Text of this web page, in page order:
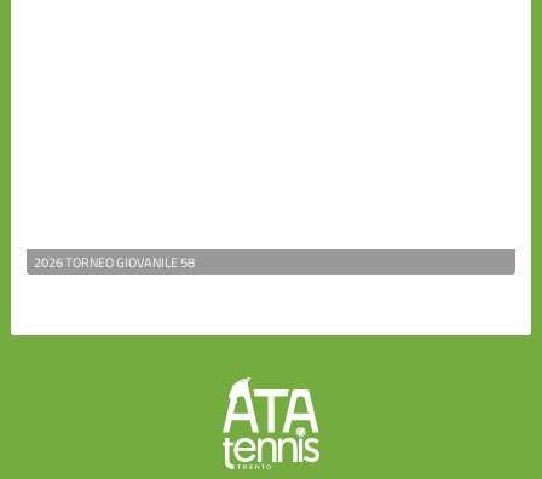
2026 TORNEO GIOVANILE 58